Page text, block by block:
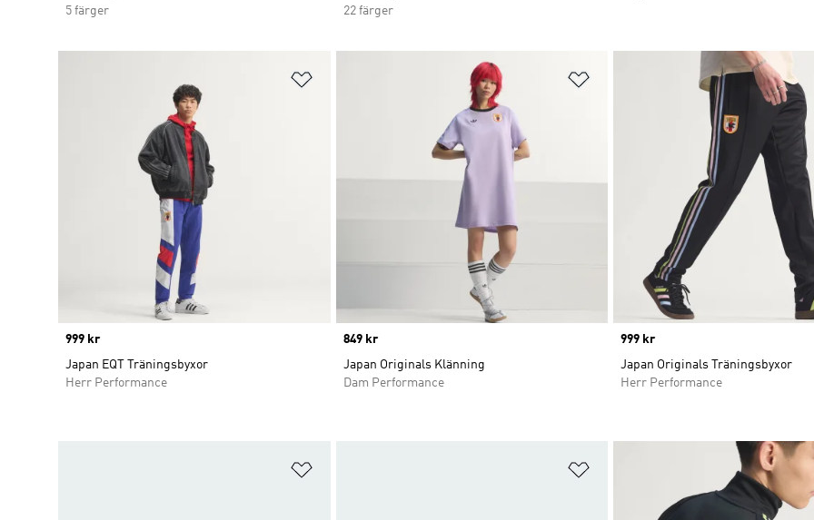
5 färger
22 färger
Price
999 kr
Japan EQT Träningsbyxor
Herr Performance
Lägg till på önskelistan
Price
849 kr
Japan Originals Klänning
Dam Performance
Price
999 kr
Japan Originals Träningsbyxor
Herr Performance
Lägg till på önskelistan